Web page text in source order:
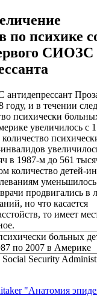
по психике
СИОЗС
году, и в течении
психически
увеличилось с
в 1987-м до 561
количество детей-
продвигались в
но что касается
то имеет
Security
"Анатомия